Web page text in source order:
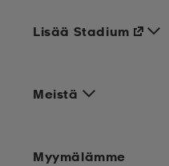
Meistä
Lisää Stadium
Myymälämme